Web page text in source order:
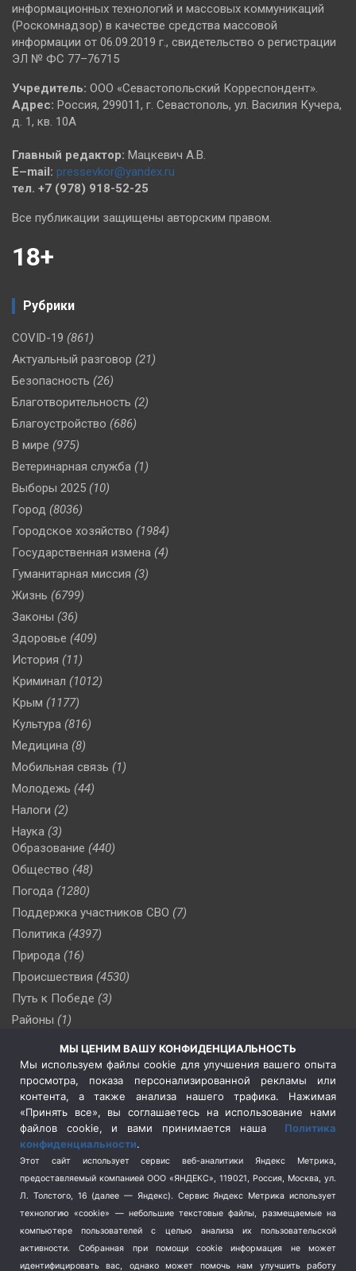
информационных технологий и массовых коммуникаций
(Роскомнадзор) в качестве средства массовой
информации от 06.09.2019 г., свидетельство о регистрации
ЭЛ № ФС 77–76715
Учредитель: ООО «Севастопольский Корреспондент».
Адрес: Россия, 299011, г. Севастополь, ул. Василия Кучера,
д. 1, кв. 10А
Главный редактор: Мацкевич А.В.
E–mail: pressevkor@yandex.ru
тел. +7 (978) 918-52-25
Все публикации защищены авторским правом.
18+
Рубрики
COVID-19 (861)
Актуальный разговор (21)
Безопасность (26)
Благотворительность (2)
Благоустройство (686)
В мире (975)
Ветеринарная служба (1)
Выборы 2025 (10)
Город (8036)
Городское хозяйство (1984)
Государственная измена (4)
Гуманитарная миссия (3)
Жизнь (6799)
Законы (36)
Здоровье (409)
История (11)
Криминал (1012)
Крым (1177)
Культура (816)
Медицина (8)
Мобильная связь (1)
Молодежь (44)
Налоги (2)
Наука (3)
Образование (440)
Общество (48)
Погода (1280)
Поддержка участников СВО (7)
Политика (4397)
Природа (16)
Происшествия (4530)
Путь к Победе (3)
Районы (1)
(510)
Сельское хозяйство (3)
Социальная политика
(3)
Спецоперация в Украине
Спецоперация на Украине
(404)
Спорт (740)
Терроризм (1)
Транспорт (262)
Туризм (178)
Флот (76)
МЫ ЦЕНИМ ВАШУ КОНФИДЕНЦИАЛЬНОСТЬ
Мы используем файлы cookie для улучшения вашего опыта
просмотра, показа персонализированной рекламы или
контента, а также анализа нашего трафика. Нажимая
«Принять все», вы соглашаетесь на использование нами
файлов cookie, и вами принимается наша Политика
конфиденциальности.
Этот сайт использует сервис веб-аналитики Яндекс Метрика,
предоставляемый компанией ООО «ЯНДЕКС», 119021, Россия, Москва, ул.
Л. Толстого, 16 (далее — Яндекс). Сервис Яндекс Метрика использует
технологию «cookie» — небольшие текстовые файлы, размещаемые на
компьютере пользователей с целью анализа их пользовательской
активности.
Собранная при помощи cookie информация не может
идентифицировать вас, однако может помочь нам улучшить работу